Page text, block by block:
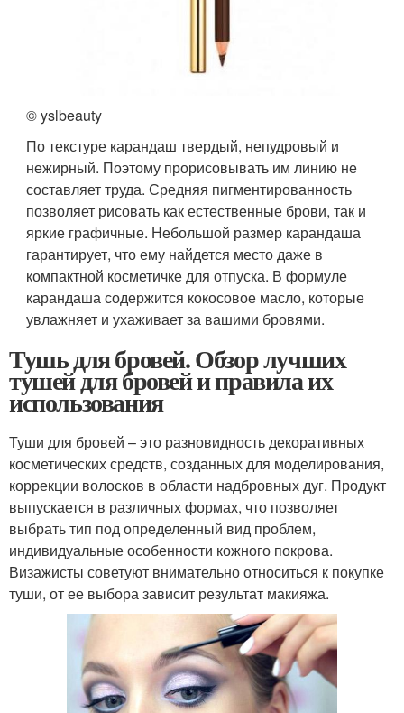
© yslbeauty
По текстуре карандаш твердый, непудровый и
нежирный. Поэтому прорисовывать им линию не
составляет труда. Средняя пигментированность
позволяет рисовать как естественные брови, так и
яркие графичные. Небольшой размер карандаша
гарантирует, что ему найдется место даже в
компактной косметичке для отпуска. В формуле
карандаша содержится кокосовое масло, которые
увлажняет и ухаживает за вашими бровями.
Тушь для бровей. Обзор лучших
тушей для бровей и правила их
использования
Туши для бровей – это разновидность декоративных
косметических средств, созданных для моделирования,
коррекции волосков в области надбровных дуг. Продукт
выпускается в различных формах, что позволяет
выбрать тип под определенный вид проблем,
индивидуальные особенности кожного покрова.
Визажисты советуют внимательно относиться к покупке
туши, от ее выбора зависит результат макияжа.